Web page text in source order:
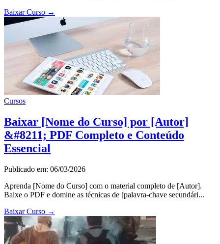
Baixar Curso →
Cursos
Baixar [Nome do Curso] por [Autor]
&#8211; PDF Completo e Conteúdo
Essencial
Publicado em: 06/03/2026
Aprenda [Nome do Curso] com o material completo de [Autor].
Baixe o PDF e domine as técnicas de [palavra-chave secundári...
Baixar Curso →